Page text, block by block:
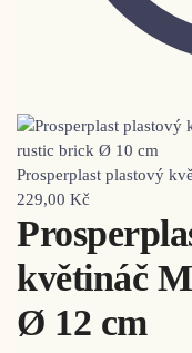
Prosperplast plastový
229,00 Kč
květináč
Ø 12 cm